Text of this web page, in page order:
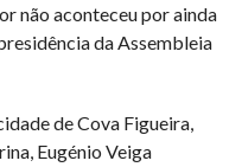
não aconteceu por ainda
da Assembleia
de Cova Figueira,
Eugénio Veiga